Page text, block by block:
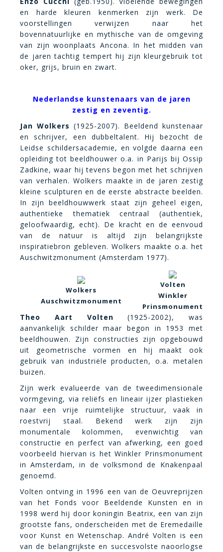
en harde kleuren kenmerken zijn werk. De
voorstellingen verwijzen naar het
bovennatuurlijke en mythische van de omgeving
van zijn woonplaats Ancona. In het midden van
de jaren tachtig tempert hij zijn kleurgebruik tot
oker, grijs, bruin en zwart.
Nederlandse kunstenaars van de jaren
zestig en zeventig.
Jan Wolkers (1925-2007). Beeldend kunstenaar
en schrijver, een dubbeltalent. Hij bezocht de
Leidse schildersacademie, en volgde daarna een
opleiding tot beeldhouwer o.a. in Parijs bij Ossip
Zadkine, waar hij tevens begon met het schrijven
van verhalen. Wolkers maakte in de jaren zestig
kleine sculpturen en de eerste abstracte beelden.
In zijn beeldhouwwerk staat zijn geheel eigen,
authentieke thematiek centraal (authentiek,
geloofwaardig, echt). De kracht en de eenvoud
van de natuur is altijd zijn belangrijkste
inspiratiebron gebleven. Wolkers maakte o.a. het
Auschwitzmonument (Amsterdam 1977).
Wolkers
Auschwitzmonument
Volten
Winkler
Prinsmonument
Theo Aart Volten (1925-2002), was
aanvankelijk schilder maar begon in 1953 met
beeldhouwen. Zijn constructies zijn opgebouwd
uit geometrische vormen en hij maakt ook
gebruik van industriële producten, o.a. metalen
buizen.
Zijn werk evalueerde van de tweedimensionale
vormgeving, via reliëfs en lineair ijzer plastieken
naar een vrije ruimtelijke structuur, vaak in
roestvrij staal. Bekend werk zijn zijn
monumentale kolommen, evenwichtig van
constructie en perfect van afwerking, een goed
voorbeeld hiervan is het Winkler Prinsmonument
in Amsterdam, in de volksmond de Knakenpaal
genoemd.
Volten ontving in 1996 een van de Oeuvreprijzen
van het Fonds voor Beeldende Kunsten en in
1998 werd hij door koningin Beatrix, een van zijn
grootste fans, onderscheiden met de Eremedaille
voor Kunst en Wetenschap. André Volten is een
van de belangrijkste en succesvolste naoorlogse